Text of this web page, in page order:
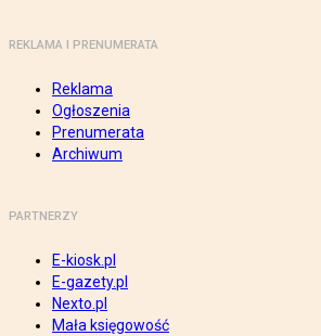
REKLAMA I PRENUMERATA
Reklama
Ogłoszenia
Prenumerata
Archiwum
PARTNERZY
E-kiosk.pl
E-gazety.pl
Nexto.pl
Mała księgowość